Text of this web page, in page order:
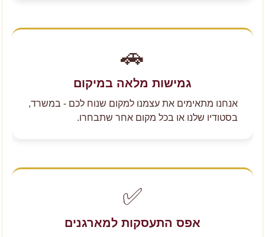
🚗
גמישות מלאה במיקום
אנחנו מתאימים את עצמנו למקום שנוח לכם - במשרד,
בסטודיו שלנו או בכל מקום אחר שתבחרו.
✅
אפס התעסקות למארגנים